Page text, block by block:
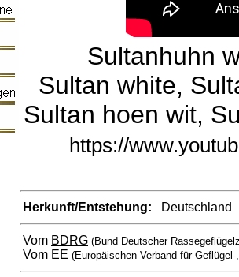
Sultanhuhn
Sultan white,
Sultan hoen wit,
https://
Herkunft/Entstehung: Deutschland
Vom BDRG (Bund Deutscher
Vom EE (Europäischen Verband für